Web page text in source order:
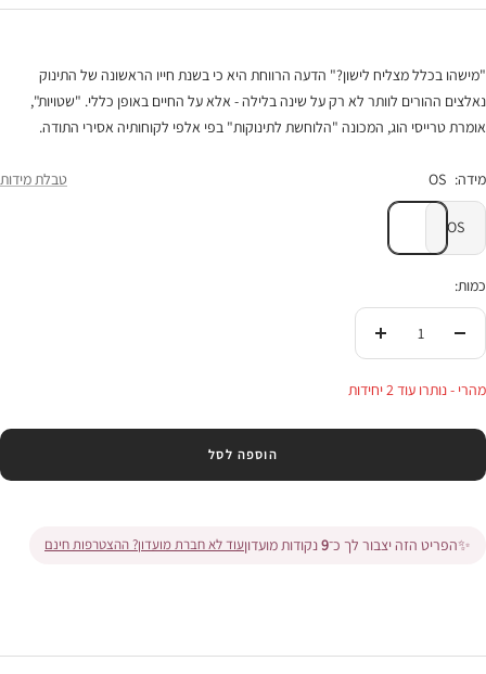
"מישהו בכלל מצליח לישון?" הדעה הרווחת היא כי בשנת חייו הראשונה של התינוק
נאלצים ההורים לוותר לא רק על שינה בלילה - אלא על החיים באופן כללי. "שטויות",
אומרת טרייסי הוג, המכונה "הלוחשת לתינוקות" בפי אלפי לקוחותיה אסירי התודה.
מידה: OS טבלת מידות
OS
כמות:
העלי
מהרי - נותרו עוד 2 יחידות
הוספה לסל
✨הפריט הזה יצבור לך כ־9נקודות מועדוןעוד לא חברת מועדון? ההצטרפות חינם